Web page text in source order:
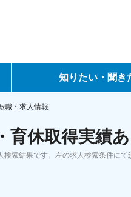
知りたい・聞き
転職ノウハウ
データで見る転職
職・求人情報
育休取得実績
索結果です。左の求人検索条件にて